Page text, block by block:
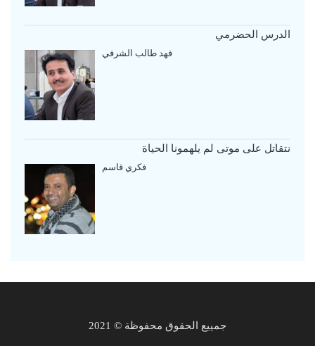
الدرس الحضرمي
فهد طالب الشرفي
نتقاتل على موتى لم يلهمونا الحياة
فكري قاسم
جمييع الحقوق محفوظة © 2021